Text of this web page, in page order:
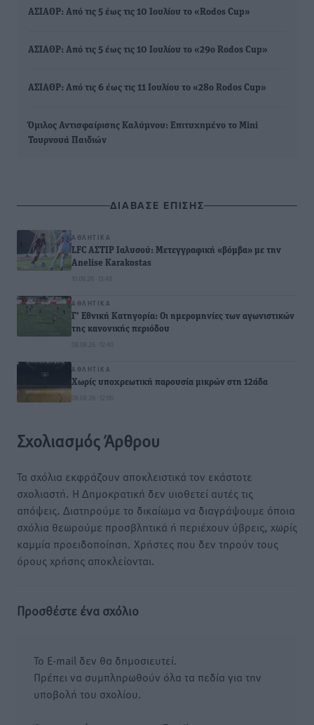
ΑΣΙΑΘΡ: Από τις 5 έως τις 10 Ιουλίου το «Rodos Cup»
ΑΣΙΑΘΡ: Από τις 5 έως τις 10 Ιουλίου το «29ο Rodos Cup»
ΑΣΙΑΘΡ: Από τις 6 έως τις 11 Ιουλίου το «28ο Rodos Cup»
Όμιλος Αντισφαίρισης Καλύμνου: Επιτυχημένο το Mini
Τουρνουά Παιδιών
ΔΙΑΒΑΣΕ ΕΠΙΣΗΣ
ΑΘΛΗΤΙΚΆ
LFC ΑΣΤΙΡ Ιαλυσού: Μετεγγραφική «βόμβα» με την
Anelise Karakostas
10.08.26 · 13:48
ΑΘΛΗΤΙΚΆ
Γ’ Εθνική Κατηγορία: Οι ημερομηνίες των αγωνιστικών
της κανονικής περιόδου
08.08.26 · 12:40
ΑΘΛΗΤΙΚΆ
Χωρίς υποχρεωτική παρουσία μικρών στη 12άδα
08.08.26 · 12:00
Σχολιασμός Άρθρου
Τα σχόλια εκφράζουν αποκλειστικά τον εκάστοτε
σχολιαστή. Η Δημοκρατική δεν υιοθετεί αυτές τις
απόψεις. Διατηρούμε το δικαίωμα να διαγράψουμε όποια
σχόλια θεωρούμε προσβλητικά ή περιέχουν ύβρεις, χωρίς
καμμία προειδοποίηση. Χρήστες που δεν τηρούν τους
όρους χρήσης αποκλείονται.
Προσθέστε ένα σχόλιο
Το E-mail δεν θα δημοσιευτεί.
Πρέπει να συμπληρωθούν όλα τα πεδία για την
υποβολή του σχολίου.